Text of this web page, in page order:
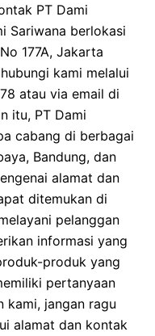
PT Dami
Sariwana berlokasi
177A, Jakarta
kami melalui
atau via email di
itu, PT Dami
cabang di berbagai
Bandung, dan
alamat dan
ditemukan di
pelanggan
informasi yang
produk yang
pertanyaan
kami, jangan ragu
alamat dan kontak